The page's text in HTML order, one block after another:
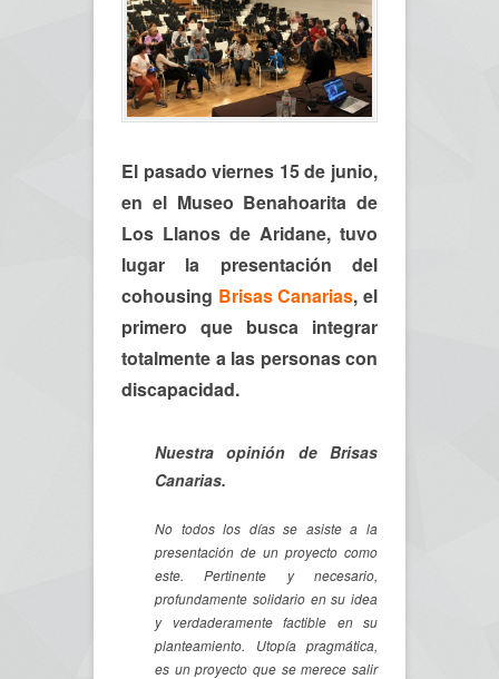
El pasado viernes 15 de junio,
en el Museo Benahoarita de
Los Llanos de Aridane, tuvo
lugar la presentación del
cohousing Brisas Canarias, el
primero que busca integrar
totalmente a las personas con
discapacidad.
Nuestra opinión de Brisas
Canarias.
No todos los días se asiste a la
presentación de un proyecto como
este. Pertinente y necesario,
profundamente solidario en su idea
y verdaderamente factible en su
planteamiento. Utopía pragmática,
es un proyecto que se merece salir